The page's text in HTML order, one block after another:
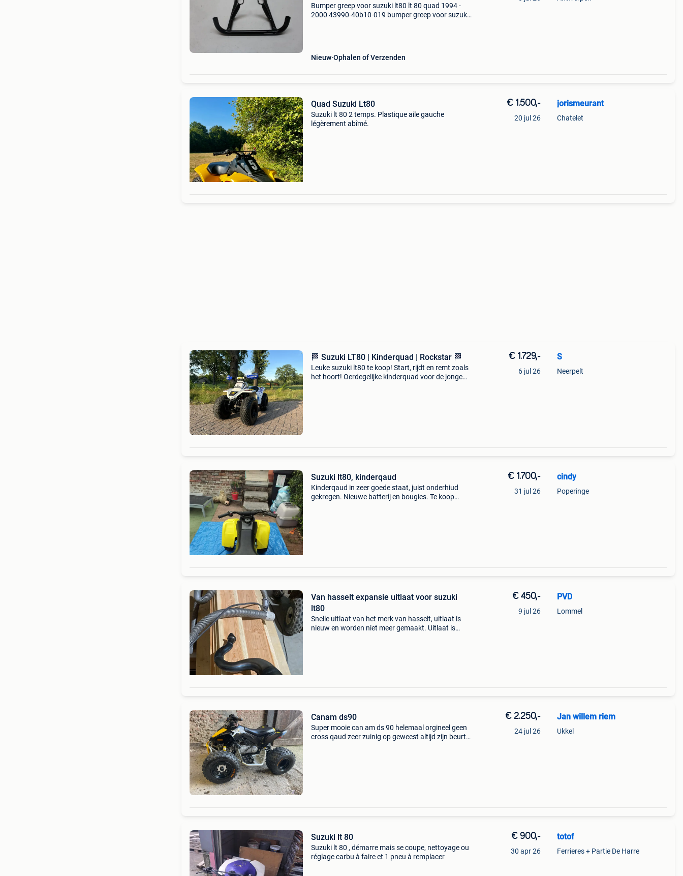
Bumper greep voor suzuki lt80 lt 80 quad 1994 -
2000 43990-40b10-019 bumper greep voor suzuki
Nieuw Ophalen of Verzenden
Quad Suzuki Lt80
Suzuki lt 80 2 temps. Plastique aile gauche
légèrement abîmé.
€ 1.500,-
20 jul 26
jorismeurant
Chatelet
🏁 Suzuki LT80 | Kinderquad | Rockstar 🏁
Leuke suzuki lt80 te koop! Start, rijdt en remt zoals
het hoort! Oerdegelijke kinderquad voor de jonge
€ 1.729,-
6 jul 26
S
Neerpelt
Suzuki lt80, kinderqaud
Kinderqaud in zeer goede staat, juist onderhiud
gekregen. Nieuwe batterij en bougies. Te koop
€ 1.700,-
31 jul 26
cindy
Poperinge
Van hasselt expansie uitlaat voor suzuki
lt80
Snelle uitlaat van het merk van hasselt, uitlaat is
nieuw en worden niet meer gemaakt. Uitlaat is
€ 450,-
9 jul 26
PVD
Lommel
Canam ds90
Super mooie can am ds 90 helemaal orgineel geen
cross qaud zeer zuinig op geweest altijd zijn beurt
€ 2.250,-
24 jul 26
Jan willem riem
Ukkel
Suzuki lt 80
Suzuki lt 80 , démarre mais se coupe, nettoyage ou
réglage carbu à faire et 1 pneu à remplacer
€ 900,-
30 apr 26
totof
Ferrieres + Partie De Harre